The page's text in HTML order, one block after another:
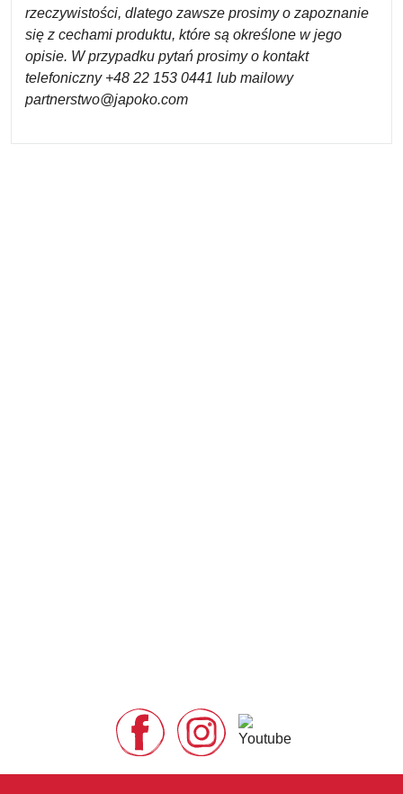
rzeczywistości, dlatego zawsze prosimy o zapoznanie
się z cechami produktu, które są określone w jego
opisie. W przypadku pytań prosimy o kontakt
telefoniczny +48 22 153 0441 lub mailowy
partnerstwo@japoko.com